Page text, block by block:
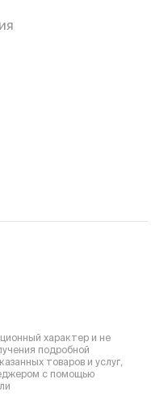
характер и не
подробной
товаров и услуг,
с помощью